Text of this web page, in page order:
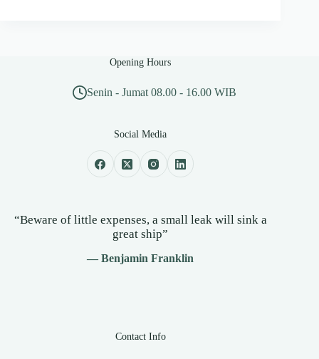
Opening Hours
Senin - Jumat 08.00 - 16.00 WIB
Social Media
“Beware of little expenses, a small leak will sink a
great ship”
— Benjamin Franklin
Contact Info